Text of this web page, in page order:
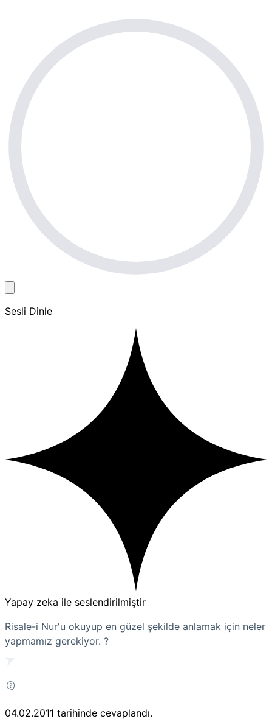
Sesli Dinle
Yapay zeka ile seslendirilmiştir
Risale-i Nur'u okuyup en güzel şekilde anlamak için neler
yapmamız gerekiyor. ?
04.02.2011 tarihinde cevaplandı.